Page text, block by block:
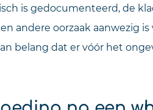
is gedocumenteerd, de
andere oorzaak aanwezig
belang dat er vóór het